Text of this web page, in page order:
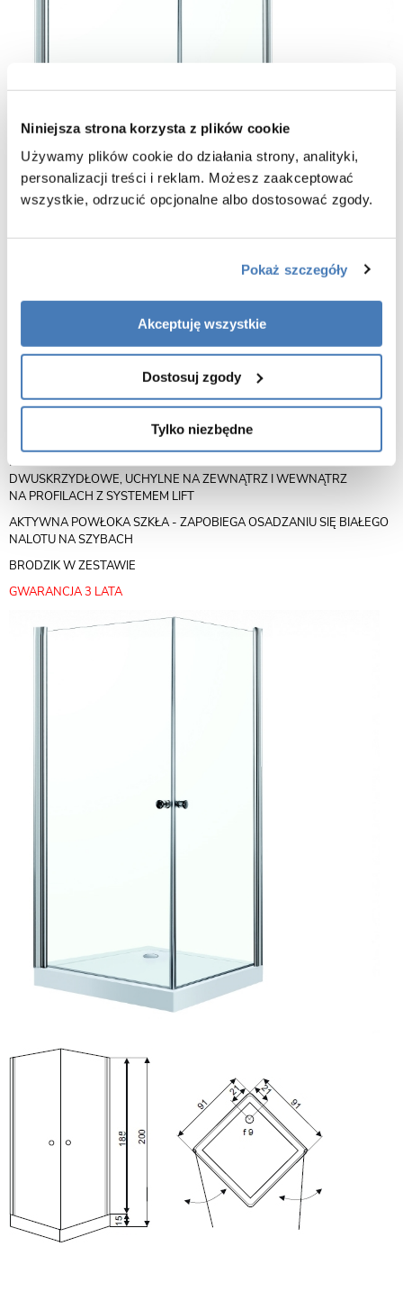
Niniejsza strona korzysta z plików cookie
Używamy plików cookie do działania strony, analityki,
personalizacji treści i reklam. Możesz zaakceptować
wszystkie, odrzucić opcjonalne albo dostosować zgody.
Pokaż szczegóły
Akceptuję wszystkie
Dostosuj zgody
Tylko niezbędne
WYMIARY: 91 X 91 X 185- bez brodzika200 -z brodzikiem CM
MONTAŻ: NAROŻNY
SZKŁO: 6 MM, HARTOWANE
PROFILE: ALUMINIOWE, CHROM
DRZWI:
DWUSKRZYDŁOWE, UCHYLNE NA ZEWNĄTRZ I WEWNĄTRZ
NA PROFILACH Z SYSTEMEM LIFT
AKTYWNA POWŁOKA SZKŁA - ZAPOBIEGA OSADZANIU SIĘ BIAŁEGO
NALOTU NA SZYBACH
BRODZIK W ZESTAWIE
GWARANCJA 3 LATA